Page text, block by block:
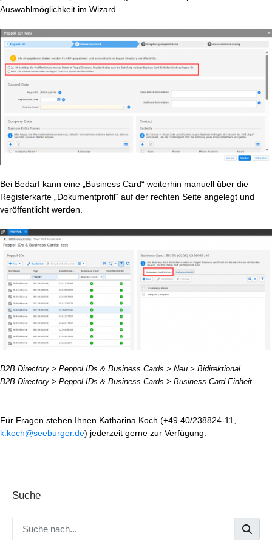
Auswahlmöglichkeit im Wizard.
Bei Bedarf kann eine „Business Card“ weiterhin manuell über die
Registerkarte „Dokumentprofil“ auf der rechten Seite angelegt und
veröffentlicht werden.
B2B Directory > Peppol IDs & Business Cards > Neu > Bidirektional
B2B Directory > Peppol IDs & Business Cards > Business-Card-Einheit
Für Fragen stehen Ihnen Katharina Koch (+49 40/238824-11,
k.koch@seeburger.de) jederzeit gerne zur Verfügung.
Suche